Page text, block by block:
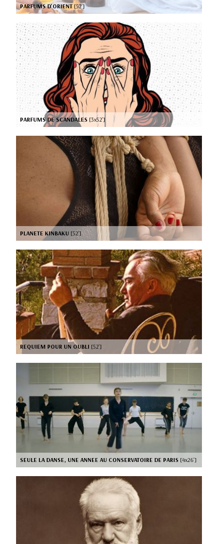
PARFUMS D'ORIENT [52’]
PARFUMS DE SCANDALES [3x52’]
PLANETE KINBAKU [52’]
REQUIEM POUR UN OUBLI [52’]
SEULE LA DANSE, UNE ANNEE AU CONSERVATOIRE DE PARIS [4x26’]